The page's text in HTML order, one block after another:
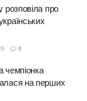
розповіла про
0
чемпіонка
на перших